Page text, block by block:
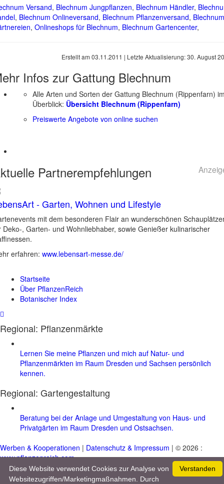
Versand, Blechnum Jungpflanzen, Blechnum Händler,
, Blechnum Onlineversand, Blechnum Pflanzenversand, Blechnum
, Onlineshops für Blechnum, Blechnum Gartencenter,
Erstellt am 03.11.2011 | Letzte Aktualisierung:30. August
Infos zur Gattung Blechnum
Alle Arten und Sorten der Gattung Blechnum (Rippenfarn)
Überblick: Übersicht Blechnum (Rippenfarn)
Preiswerte Angebote von online suchen
Partnerempfehlungen
- Garten, Wohnen und Lifestyle
mit dem besonderen Flair an wunderschönen
Deko-, Garten- und Wohnliebhaber, sowie Genießer kulinarischer
erfahren: www.lebensart-messe.de/
Startseite
Über PflanzenReich
Botanischer Index
Regional: Pflanzenmärkte
Lernen Sie meine Pflanzen und mich auf Natur- und
Pflanzenmärkten im Raum Dresden und Sachsen persönlich
kennen.
Regional: Gartengestaltung
Beratung bei der Anlage und Umgestaltung von Haus- und
Privatgärten im Raum Dresden und Ostsachsen.
Werben & Kooperationen | Datenschutz & Impressum | © 2026 :
www.pflanzenreich.com
Verstanden
Diese Website verwendet Cookies zur Analyse von
Websitezugriffen/Marketingmaßnahmen. Durch